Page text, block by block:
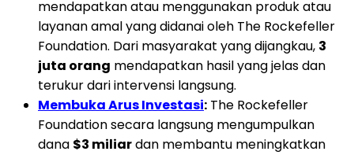
mendapatkan atau menggunakan produk atau
layanan amal yang didanai oleh The Rockefeller
Foundation. Dari masyarakat yang dijangkau, 3
juta orang mendapatkan hasil yang jelas dan
terukur dari intervensi langsung.
Membuka Arus Investasi: The Rockefeller
Foundation secara langsung mengumpulkan
dana $3 miliardan membantu meningkatkan